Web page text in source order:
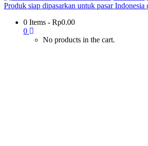
0 Items - Rp0.00
0
No products in the cart.